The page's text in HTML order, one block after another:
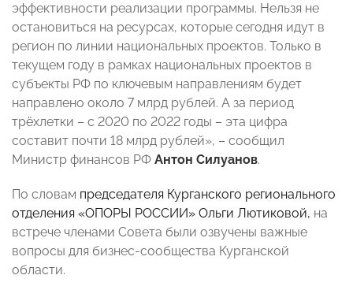
эффективности реализации программы. Нельзя не
остановиться на ресурсах, которые сегодня идут в
регион по линии национальных проектов. Только в
текущем году в рамках национальных проектов в
субъекты РФ по ключевым направлениям будет
направлено около 7 млрд рублей. А за период
трёхлетки – с 2020 по 2022 годы – эта цифра
составит почти 18 млрд рублей», – сообщил
Министр финансов РФ Антон Силуанов.
По словам председателя Курганского регионального
отделения «ОПОРЫ РОССИИ» Ольги Лютиковой, на
встрече членами Совета были озвучены важные
вопросы для бизнес-сообщества Курганской
области.